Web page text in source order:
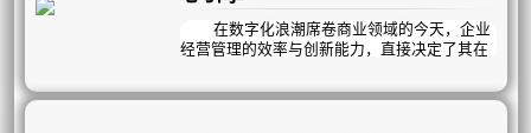
与此同时，人员不稳定成为悬在门店头上
的达摩克利斯之剑：老员工资历深但动力不
疲惫不堪，稍有风吹草动就选择离开。而最直
在数字化浪潮席卷商业领域的今天，企业
经营管理的效率与创新能力，直接决定了其在